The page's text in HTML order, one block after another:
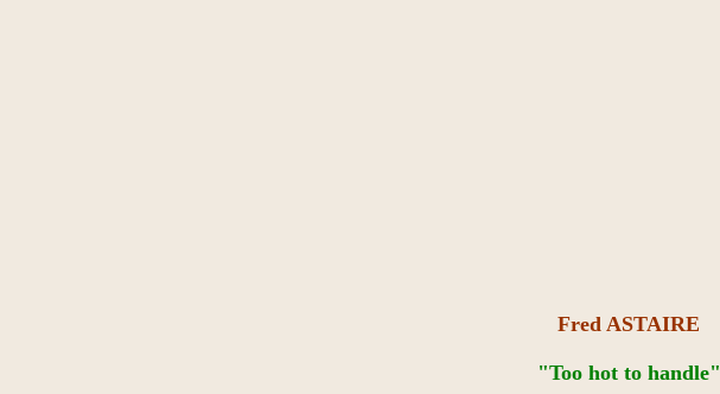
Fred ASTAIRE
​"Too hot to handle"